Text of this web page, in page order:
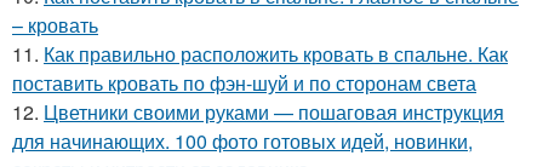
– кровать
11. Как правильно расположить кровать в спальне. Как
поставить кровать по фэн-шуй и по сторонам света
12. Цветники своими руками — пошаговая инструкция
для начинающих. 100 фото готовых идей, новинки,